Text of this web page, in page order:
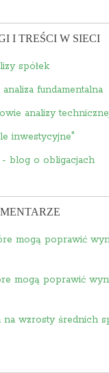
I TREŚCI W SIECI
spółek
fundamentalna
analizy
inwestycyjne"
blog o obligacjach
mogą poprawić
mogą poprawić
na wzrosty średnich